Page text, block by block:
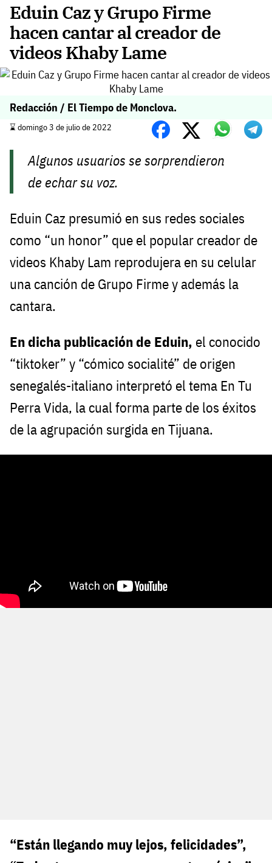
Eduin Caz y Grupo Firme
hacen cantar al creador de
videos Khaby Lame
Redacción / El Tiempo de Monclova.
⌛️ domingo 3 de julio de 2022
Algunos usuarios se sorprendieron
de echar su voz.
Eduin Caz presumió en sus redes sociales
como “un honor” que el popular creador de
videos Khaby Lam reprodujera en su celular
una canción de Grupo Firme y además la
cantara.
En dicha publicación de Eduin, el conocido
“tiktoker” y “cómico socialité” de origen
senegalés-italiano interpretó el tema En Tu
Perra Vida, la cual forma parte de los éxitos
de la agrupación surgida en Tijuana.
“Están llegando muy lejos, felicidades”,